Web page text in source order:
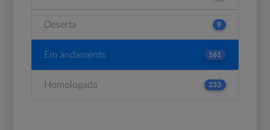
Deserta 9
Em andamento 161
Homologada 233